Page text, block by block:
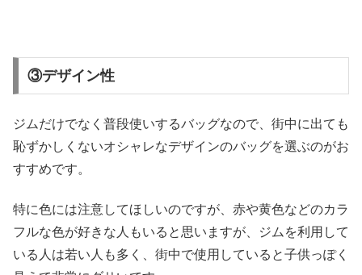
③デザイン性
ジムだけでなく普段使いするバッグなので、街中に出ても
恥ずかしくないオシャレなデザインのバッグを選ぶのがお
すすめです。
特に色には注意してほしいのですが、赤や黄色などのカラ
フルな色が好きな人もいると思いますが、ジムを利用して
いる人は若い人も多く、街中で使用していると子供っぽく